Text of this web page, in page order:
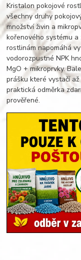
Kristalon pokojové
všechny druhy
množství živin a
kořenového systému
rostlinám napomáhá
vodorozpustné NPK
MgO + mikroprvky.
prášku které vystačí
praktická odměrka
prověřené.